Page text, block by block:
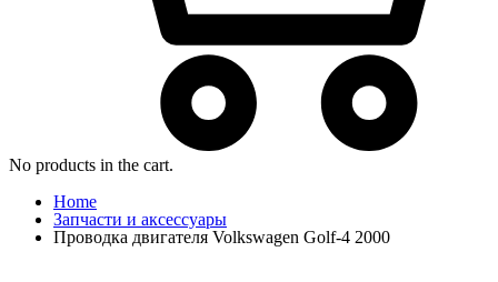
No products in the cart.
Home
Запчасти и аксессуары
Проводка двигателя Volkswagen Golf-4 2000